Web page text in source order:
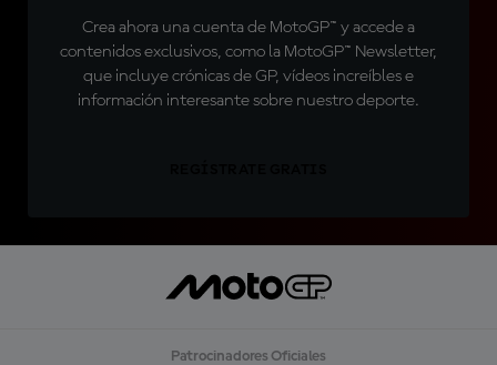
Crea ahora una cuenta de MotoGP™ y accede a
contenidos exclusivos, como la MotoGP™ Newsletter,
que incluye crónicas de GP, vídeos increíbles e
información interesante sobre nuestro deporte.
Patrocinadores Oficiales